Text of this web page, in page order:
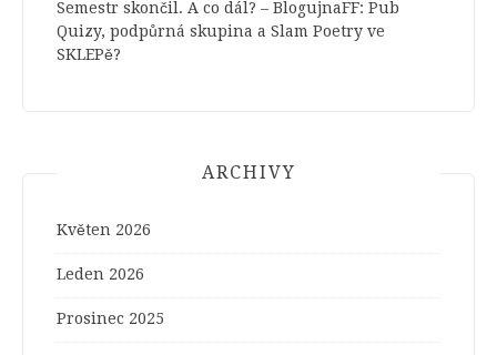
Semestr skončil. A co dál? – BlogujnaFF: Pub
Quizy, podpůrná skupina a Slam Poetry ve
SKLEPě?
ARCHIVY
Květen 2026
Leden 2026
Prosinec 2025